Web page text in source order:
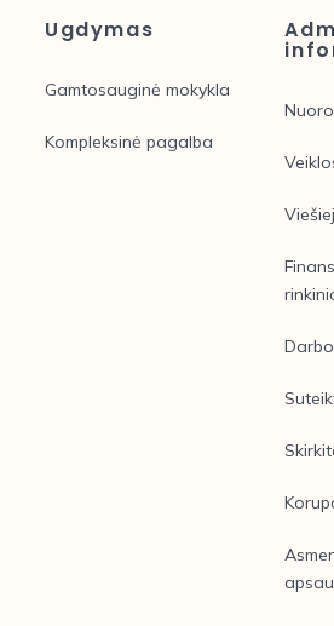
Ugdymas
Gamtosauginė mokykla
Kompleksinė pagalba